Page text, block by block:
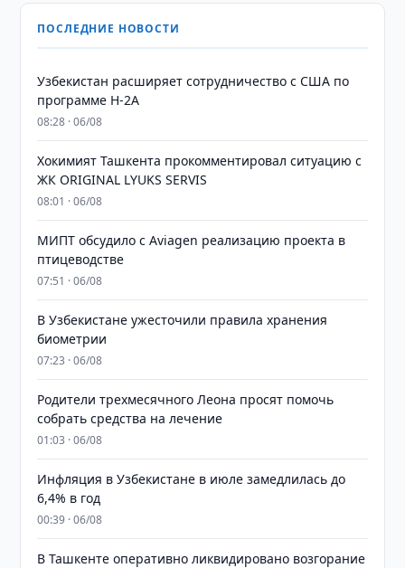
ПОСЛЕДНИЕ НОВОСТИ
Узбекистан расширяет сотрудничество с США по
программе H-2A
08:28 · 06/08
Хокимият Ташкента прокомментировал ситуацию с
ЖК ORIGINAL LYUKS SERVIS
08:01 · 06/08
МИПТ обсудило с Aviagen реализацию проекта в
птицеводстве
07:51 · 06/08
В Узбекистане ужесточили правила хранения
биометрии
07:23 · 06/08
Родители трехмесячного Леона просят помочь
собрать средства на лечение
01:03 · 06/08
Инфляция в Узбекистане в июле замедлилась до
6,4% в год
00:39 · 06/08
В Ташкенте оперативно ликвидировано возгорание